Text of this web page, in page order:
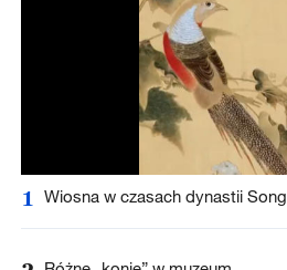
1 Wiosna w czasach dynastii Song